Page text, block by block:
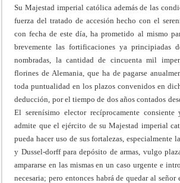
Su Majestad imperial católica además de las
fuerza del tratado de accesión hecho con el
con fecha de este día, ha prometido al mismo
brevemente las fortificaciones ya principiadas
nombradas, la cantidad de cincuenta mil
florines de Alemania, que ha de pagarse
toda puntualidad en los plazos convenidos en
deducción, por el tiempo de dos años contados
El serenísimo elector recíprocamente
admite que el ejército de su Majestad imperial
pueda hacer uso de sus fortalezas, especialmente
y Dussel-dorff para depósito de armas, vulgo
ampararse en las mismas en un caso urgente e
necesaria; pero entonces habrá de quedar al